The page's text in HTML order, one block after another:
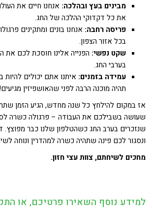
מבינים בעץ ובהלכה: אנחנו חיים את
את כל דקדוקי ההלכה של החג.
פריסה רחבה: אנחנו בונים ומתקינים
בכל אזור הצפון.
שקט נפשי: הפנייה אלינו חוסכת לכם את
בערבי החג.
עמידה בזמנים: איתנו אתם יכולים
תהיה מוכנה הרבה לפני שהאושפיזין מגיעים!
אז במקום להילחץ כל שנה מחדש, הגיע הזמן
שעושה בשבילכם את העבודה – פרגולה כשרה
שנזכרים בערב החג כשהטלפון שלנו כבר מפוצץ.
ונסגור לכם פינה שתהיה כשרה למהדרין ונוחה
מחכים לשיחתם, צוות עצי חזון.
למידע נוסף השאירו פרטיכם, או